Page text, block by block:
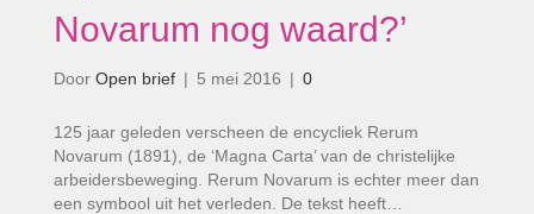
Novarum nog waard?’
Door Open brief | 5 mei 2016 | 0
125 jaar geleden verscheen de encycliek Rerum
Novarum (1891), de ‘Magna Carta’ van de christelijke
arbeidersbeweging. Rerum Novarum is echter meer dan
een symbool uit het verleden. De tekst heeft…